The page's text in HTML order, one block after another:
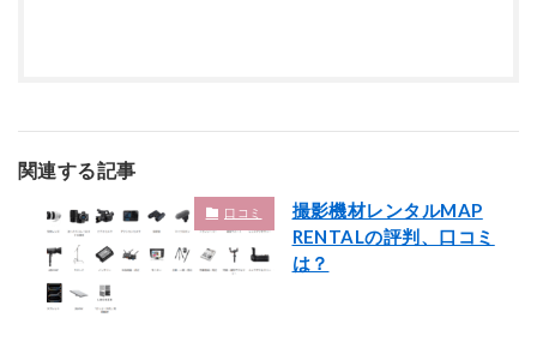
関連する記事
口コミ
撮影機材レンタルMAP
RENTALの評判、口コミ
は？